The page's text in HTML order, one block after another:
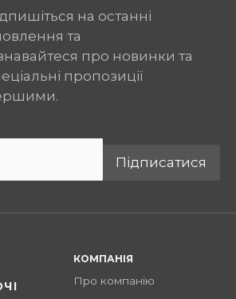
на останні
та
про новинки та
пропозиції
Підписатися
КОМПАНІЯ
Про компанію